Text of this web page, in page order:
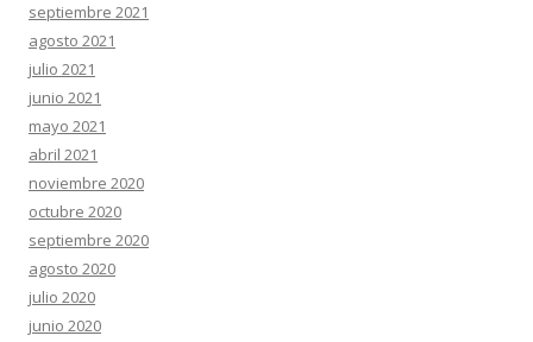
septiembre 2021
agosto 2021
julio 2021
junio 2021
mayo 2021
abril 2021
noviembre 2020
octubre 2020
septiembre 2020
agosto 2020
julio 2020
junio 2020